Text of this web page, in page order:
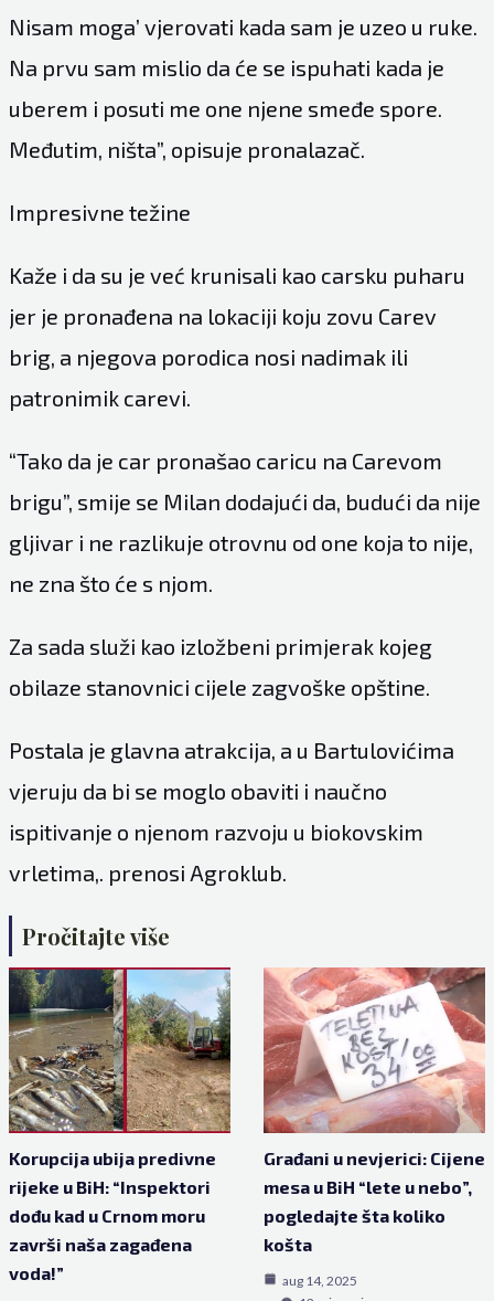
Nisam moga’ vjerovati kada sam je uzeo u ruke.
Na prvu sam mislio da će se ispuhati kada je
uberem i posuti me one njene smeđe spore.
Međutim, ništa”, opisuje pronalazač.
Impresivne težine
Kaže i da su je već krunisali kao carsku puharu
jer je pronađena na lokaciji koju zovu Carev
brig, a njegova porodica nosi nadimak ili
patronimik carevi.
“Tako da je car pronašao caricu na Carevom
brigu”, smije se Milan dodajući da, budući da nije
gljivar i ne razlikuje otrovnu od one koja to nije,
ne zna što će s njom.
Za sada služi kao izložbeni primjerak kojeg
obilaze stanovnici cijele zagvoške opštine.
Postala je glavna atrakcija, a u Bartulovićima
vjeruju da bi se moglo obaviti i naučno
ispitivanje o njenom razvoju u biokovskim
vrletima,. prenosi Agroklub.
Pročitajte više
Korupcija ubija predivne
rijeke u BiH: “Inspektori
dođu kad u Crnom moru
završi naša zagađena
voda!”
Građani u nevjerici: Cijene
mesa u BiH “lete u nebo”,
pogledajte šta koliko
košta
aug 14, 2025